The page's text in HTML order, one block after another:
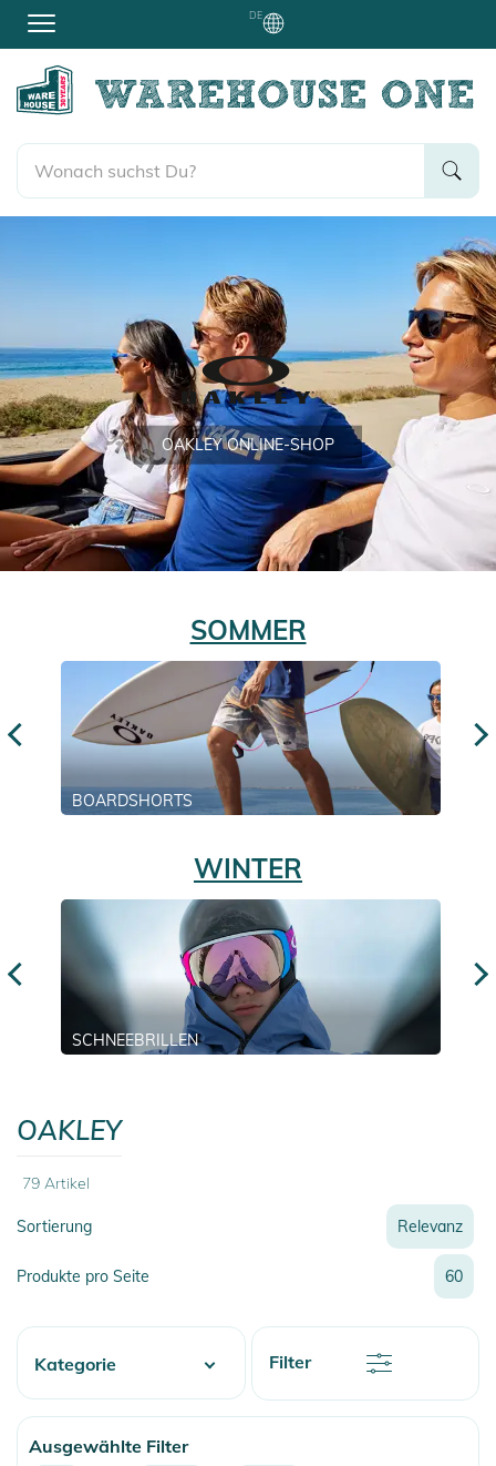
DE
OAKLEYONLINE-SHOP
SOMMER
BOARDSHORTS
WINTER
SCHNEEBRILLEN
OAKLEY
79 Artikel
Sortierung
Relevanz
Relevanz
Neueste
Preis
Rabatt
Name
Name
Produkte pro Seite 60
Filter
Kategorie
Skate
Ausgewählte Filter